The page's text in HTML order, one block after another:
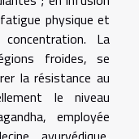
physique et
La
froides, se
la résistance au
le niveau
employée